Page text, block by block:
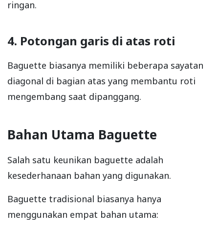
ringan.
4. Potongan garis di atas roti
Baguette biasanya memiliki beberapa sayatan
diagonal di bagian atas yang membantu roti
mengembang saat dipanggang.
Bahan Utama Baguette
Salah satu keunikan baguette adalah
kesederhanaan bahan yang digunakan.
Baguette tradisional biasanya hanya
menggunakan empat bahan utama: